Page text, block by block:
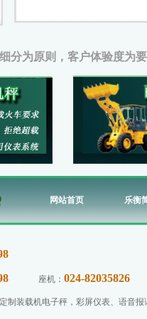
分为原则，客户体验度为
网站首页 乐衡
座机： 024-82035826
制装载机电子秤，彩屏仪表、语音